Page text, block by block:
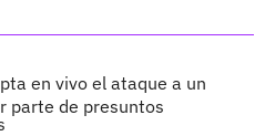
en vivo el ataque a un
parte de presuntos